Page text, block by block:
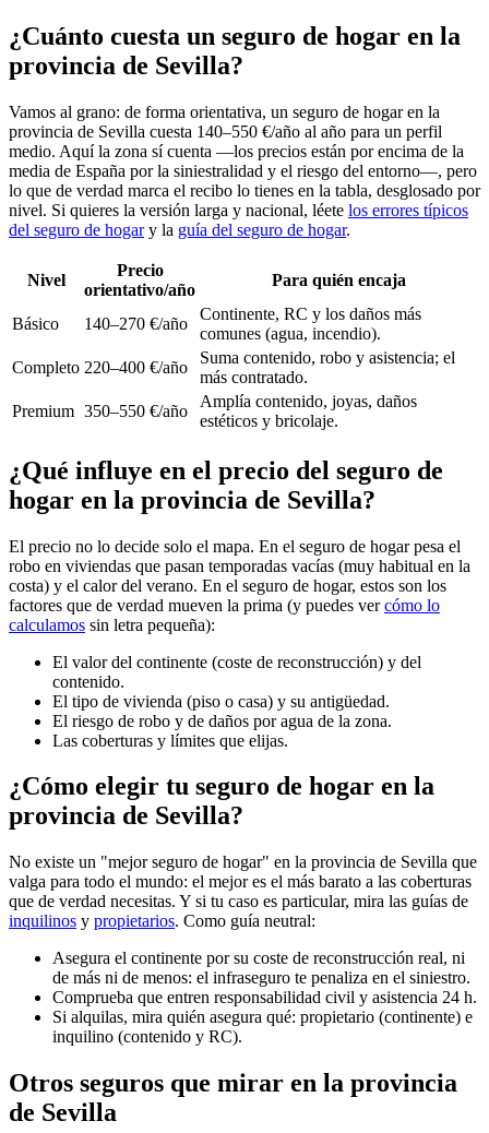
¿Cuánto cuesta un seguro de hogar en la
provincia de Sevilla?
Vamos al grano: de forma orientativa, un seguro de hogar en la
provincia de Sevilla cuesta 140–550 €/año al año para un perfil
medio. Aquí la zona sí cuenta —los precios están por encima de la
media de España por la siniestralidad y el riesgo del entorno—, pero
lo que de verdad marca el recibo lo tienes en la tabla, desglosado por
nivel. Si quieres la versión larga y nacional, léete los errores típicos
del seguro de hogary la guía del seguro de hogar.
Nivel
Precio
orientativo/año
Para quién encaja
Básico 140–270 €/año
Continente, RC y los daños más
comunes (agua, incendio).
Completo 220–400 €/año
Suma contenido, robo y asistencia; el
más contratado.
Premium 350–550 €/año
Amplía contenido, joyas, daños
estéticos y bricolaje.
¿Qué influye en el precio del seguro de
hogar en la provincia de Sevilla?
El precio no lo decide solo el mapa. En el seguro de hogar pesa el
robo en viviendas que pasan temporadas vacías (muy habitual en la
costa) y el calor del verano. En el seguro de hogar, estos son los
factores que de verdad mueven la prima (y puedes vercómo lo
calculamos sin letra pequeña):
El valor del continente (coste de reconstrucción) y del
contenido.
El tipo de vivienda (piso o casa) y su antigüedad.
El riesgo de robo y de daños por agua de la zona.
Las coberturas y límites que elijas.
¿Cómo elegir tu seguro de hogar en la
provincia de Sevilla?
No existe un "mejor seguro de hogar" en la provincia de Sevilla que
valga para todo el mundo: el mejor es el más barato a las coberturas
que de verdad necesitas. Y si tu caso es particular, mira las guías de
inquilinos y propietarios. Como guía neutral:
Asegura el continente por su coste de reconstrucción real, ni
de más ni de menos: el infraseguro te penaliza en el siniestro.
Comprueba que entren responsabilidad civil y asistencia 24 h.
Si alquilas, mira quién asegura qué: propietario (continente) e
inquilino (contenido y RC).
Otros seguros que mirar en la provincia
de Sevilla